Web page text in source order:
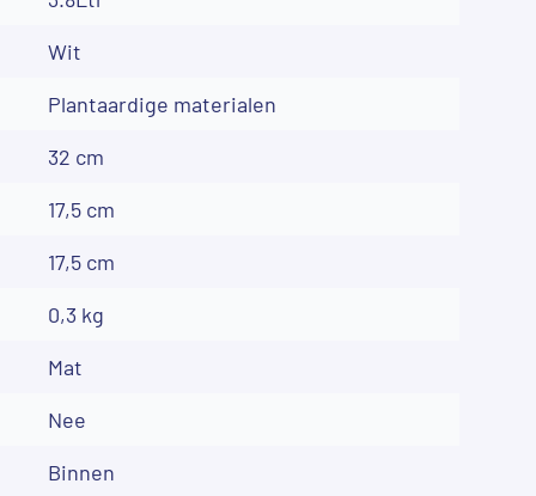
Wit
Plantaardige materialen
32 cm
17,5 cm
17,5 cm
0,3 kg
Mat
Nee
Binnen